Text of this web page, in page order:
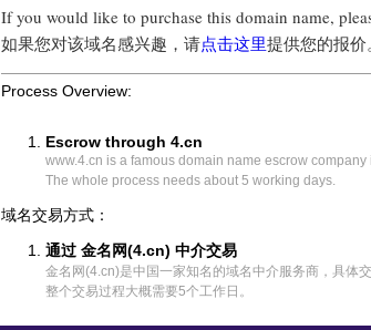
If you would like to purchase this domain name,
如果您对该域名感兴趣，请点击这里提供您的报价。
Process Overview:
Escrow through 4.cn
www.4.cn is a famous domain name escrow
The whole process needs about 5 working days.
域名交易方式：
通过 金名网(4.cn) 中介交易
金名网(4.cn)是中国一家知名的域名中介服务商，具体
整个交易过程大概需要5个工作日。